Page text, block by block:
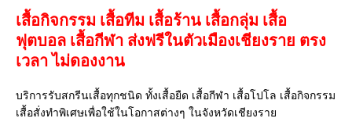
เสื้อกิจกรรม เสื้อทีม เสื้อร้าน เสื้อกลุ่ม เสื้อ
ฟุตบอล เสื้อกีฬา ส่งฟรีในตัวเมืองเชียงราย ตรง
เวลา ไม่ดองงาน
บริการรับสกรีนเสื้อทุกชนิด ทั้งเสื้อยืด เสื้อกีฬา เสื้อโปโล เสื้อกิจกรรม
เสื้อสั่งทำพิเศษเพื่อใช้ในโอกาสต่างๆ ในจังหวัดเชียงราย